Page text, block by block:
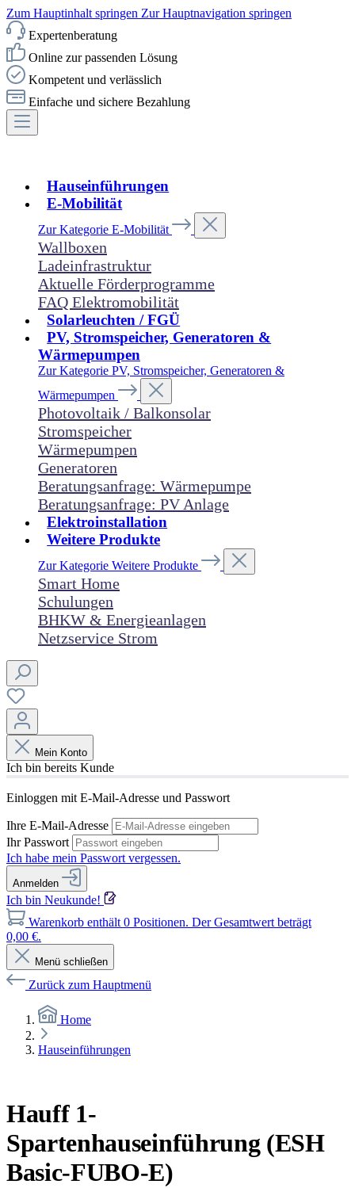
Zum Hauptinhalt springen Zur Hauptnavigation springen
Expertenberatung
Online zur passenden Lösung
Kompetent und verlässlich
Einfache und sichere Bezahlung
Hauseinführungen
E-Mobilität
Zur Kategorie E-Mobilität
Wallboxen
Ladeinfrastruktur
Aktuelle Förderprogramme
FAQ Elektromobilität
Solarleuchten / FGÜ
PV, Stromspeicher, Generatoren &
Wärmepumpen
Zur Kategorie PV, Stromspeicher, Generatoren &
Wärmepumpen
Photovoltaik / Balkonsolar
Stromspeicher
Wärmepumpen
Generatoren
Beratungsanfrage: Wärmepumpe
Beratungsanfrage: PV Anlage
Elektroinstallation
Weitere Produkte
Zur Kategorie Weitere Produkte
Smart Home
Schulungen
BHKW & Energieanlagen
Netzservice Strom
Mein Konto
Ich bin bereits Kunde
Einloggen mit E-Mail-Adresse und Passwort
Ihre E-Mail-Adresse
Ihr Passwort
Ich habe mein Passwort vergessen.
Anmelden
Ich bin Neukunde!
Warenkorb enthält 0 Positionen. Der Gesamtwert beträgt
0,00 €.
Menü schließen
Zurück zum Hauptmenü
Home
Hauseinführungen
Hauff 1-
Spartenhauseinführung (ESH
Basic-FUBO-E)